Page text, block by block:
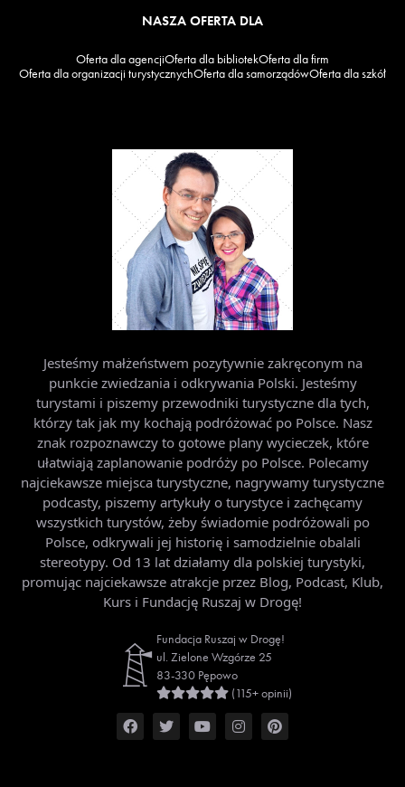
NASZA OFERTA DLA
Oferta dla agencjiOferta dla bibliotekOferta dla firm
Oferta dla organizacji turystycznychOferta dla samorządówOferta dla szkół
Jesteśmy małżeństwem pozytywnie zakręconym na
punkcie zwiedzania i odkrywania Polski. Jesteśmy
turystami i piszemy przewodniki turystyczne dla tych,
którzy tak jak my kochają podróżować po Polsce. Nasz
znak rozpoznawczy to gotowe plany wycieczek, które
ułatwiają zaplanowanie podróży po Polsce. Polecamy
najciekawsze miejsca turystyczne, nagrywamy turystyczne
podcasty, piszemy artykuły o turystyce i zachęcamy
wszystkich turystów, żeby świadomie podróżowali po
Polsce, odkrywali jej historię i samodzielnie obalali
stereotypy. Od 13 lat działamy dla polskiej turystyki,
promując najciekawsze atrakcje przez Blog, Podcast, Klub,
Kurs i Fundację Ruszaj w Drogę!
Fundacja Ruszaj w Drogę!
ul. Zielone Wzgórze 25
83-330 Pępowo
(115+ opinii)